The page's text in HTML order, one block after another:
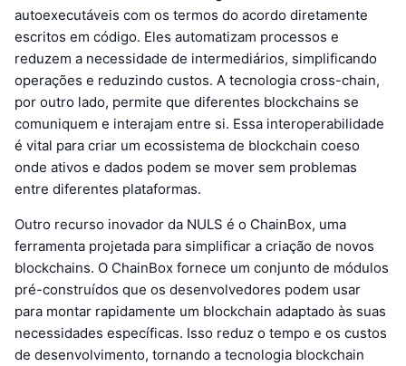
autoexecutáveis com os termos do acordo diretamente
escritos em código. Eles automatizam processos e
reduzem a necessidade de intermediários, simplificando
operações e reduzindo custos. A tecnologia cross-chain,
por outro lado, permite que diferentes blockchains se
comuniquem e interajam entre si. Essa interoperabilidade
é vital para criar um ecossistema de blockchain coeso
onde ativos e dados podem se mover sem problemas
entre diferentes plataformas.
Outro recurso inovador da NULS é o ChainBox, uma
ferramenta projetada para simplificar a criação de novos
blockchains. O ChainBox fornece um conjunto de módulos
pré-construídos que os desenvolvedores podem usar
para montar rapidamente um blockchain adaptado às suas
necessidades específicas. Isso reduz o tempo e os custos
de desenvolvimento, tornando a tecnologia blockchain